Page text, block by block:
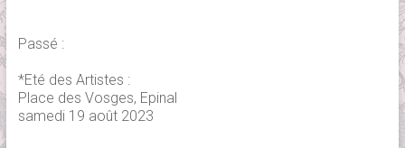
Passé :
*Eté des Artistes :
Place des Vosges, Epinal
samedi 19 août 2023